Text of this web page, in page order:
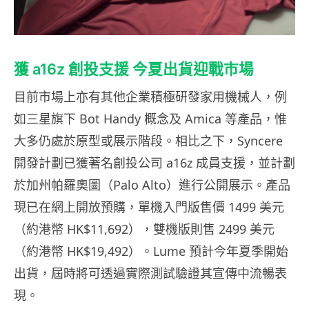
獲 a16z 創投支援 今夏出貨迎戰市場
目前市場上亦有其他企業積極研發家用機械人，例
如三星旗下 Bot Handy 概念及 Amica 等產品，惟
大多仍處於原型或展示階段。相比之下，Syncere
開發計劃已獲著名創投公司 a16z 成員支援，並計劃
於加州帕羅奧圖（Palo Alto）進行公開展示。產品
現已在網上開放預購，單機入門版售價 1499 美元
（約港幣 HK$11,692），雙機版則售 2499 美元
（約港幣 HK$19,492）。Lume 預計今年夏季開始
出貨，屆時將可透過實際測試驗證其宣傳中流暢表
現。